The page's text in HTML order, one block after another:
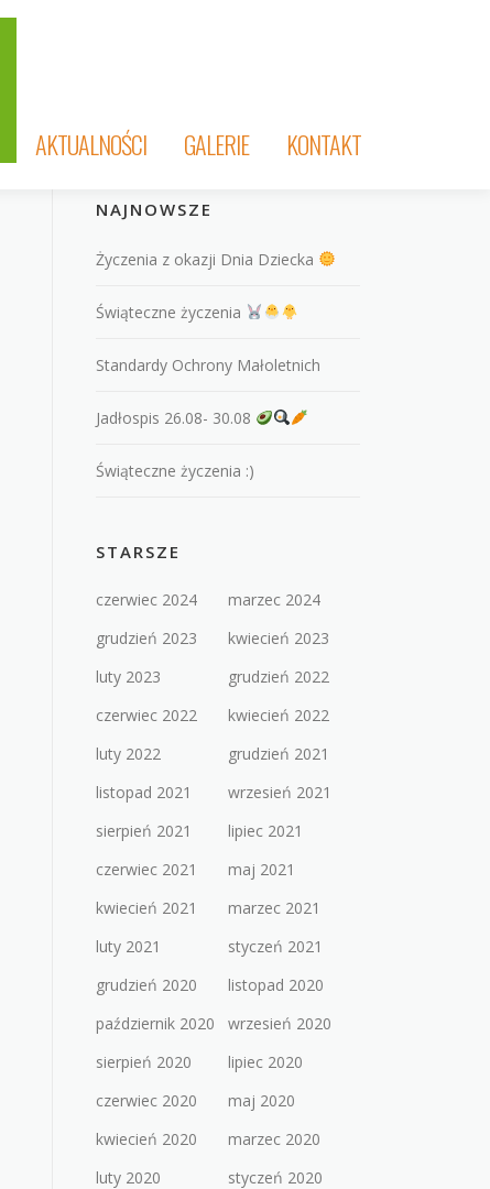
AKTUALNOŚCI GALERIE KONTAKT
NAJNOWSZE
Życzenia z okazji Dnia Dziecka
Świąteczne życzenia
Standardy Ochrony Małoletnich
Jadłospis 26.08- 30.08
Świąteczne życzenia :)
STARSZE
czerwiec 2024
marzec 2024
grudzień 2023
kwiecień 2023
luty 2023
grudzień 2022
czerwiec 2022
kwiecień 2022
luty 2022
grudzień 2021
listopad 2021
wrzesień 2021
sierpień 2021
lipiec 2021
czerwiec 2021
maj 2021
kwiecień 2021
marzec 2021
luty 2021
styczeń 2021
grudzień 2020
listopad 2020
październik 2020
wrzesień 2020
sierpień 2020
lipiec 2020
czerwiec 2020
maj 2020
kwiecień 2020
marzec 2020
luty 2020
styczeń 2020